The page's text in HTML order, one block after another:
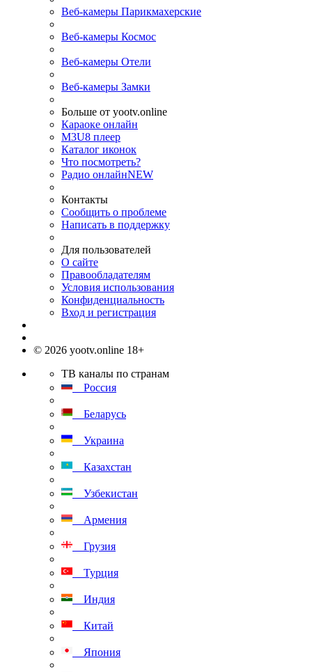
Веб-камеры Парикмахерские
Веб-камеры Космос
Веб-камеры Отели
Веб-камеры Замки
Больше от yootv.online
Караоке онлайн
M3U8 плеер
Каталог иконок
Что посмотреть?
Радио онлайнNEW
Контакты
Сообщить о проблеме
Написать в поддержку
Для пользователей
О сайте
Правообладателям
Условия использования
Конфиденциальность
Вход и регистрация
© 2026 yootv.online 18+
ТВ каналы по странам
Россия
Беларусь
Украина
Казахстан
Узбекистан
Армения
Грузия
Турция
Индия
Китай
Япония